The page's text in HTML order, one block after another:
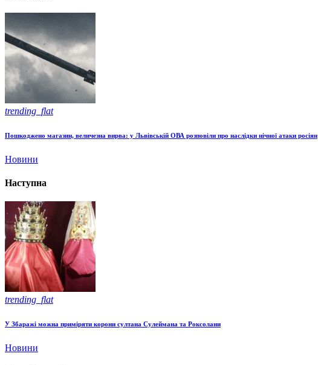
trending_flat
Пошкоджено магазин, величезна вирва: у Львівській ОВА розповіли про наслідки нічної атаки росіян
Новини
Наступна
trending_flat
У Збаражі можна приміряти корони султана Сулеймана та Роксолани
Новини